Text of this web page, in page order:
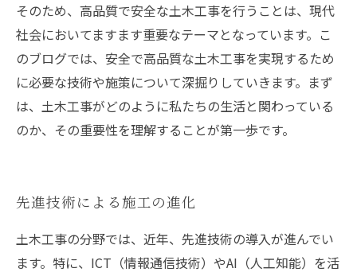
そのため、高品質で安全な土木工事を行うことは、現代
社会においてますます重要なテーマとなっています。こ
のブログでは、安全で高品質な土木工事を実現するため
に必要な技術や施策について深掘りしていきます。まず
は、土木工事がどのように私たちの生活と関わっている
のか、その重要性を理解することが第一歩です。
先進技術による施工の進化
土木工事の分野では、近年、先進技術の導入が進んでい
ます。特に、ICT（情報通信技術）やAI（人工知能）を活